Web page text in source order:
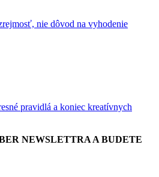
nie dôvod na vyhodenie
pravidlá a koniec kreatívnych
NEWSLETTRA A BUDETE